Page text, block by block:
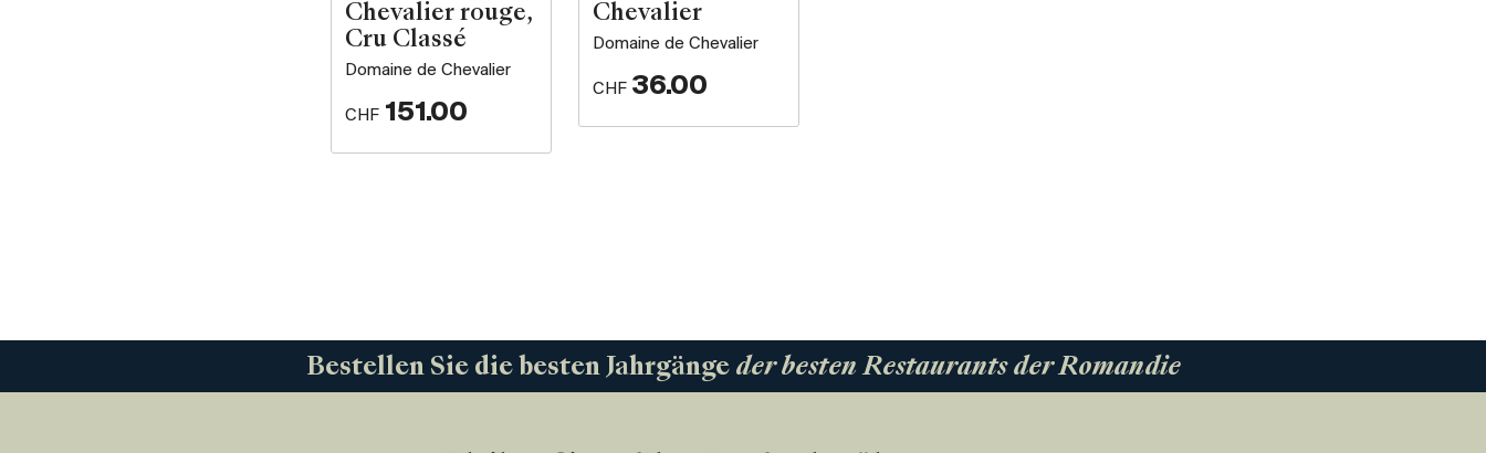
Chevalier rouge,
Cru Classé
Domaine de Chevalier
CHF 151.00
Chevalier
Domaine de Chevalier
CHF 36.00
Bestellen Sie die besten Jahrgänge der besten Restaurants der Romandie